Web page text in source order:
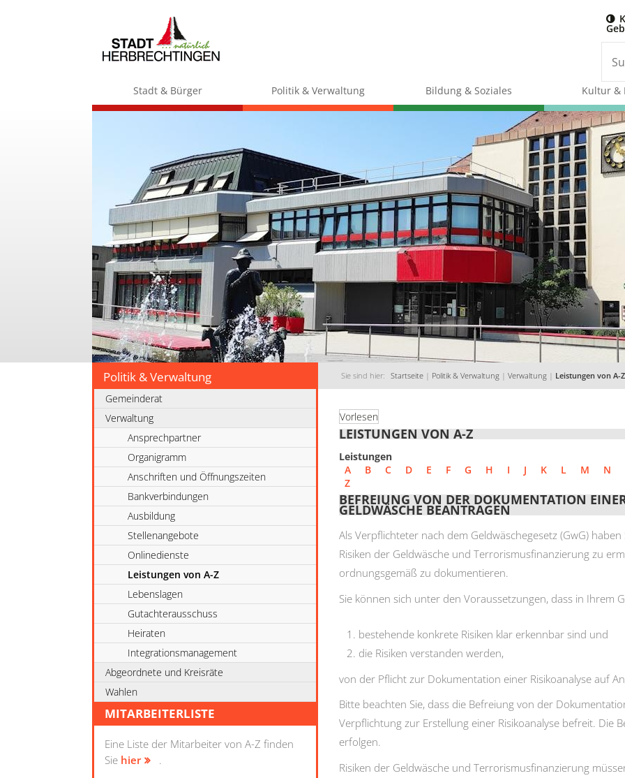
Stadt & Bürger Politik & Verwaltung Bildung & Soziales Kultur &
Politik & Verwaltung Sie sind hier: Startseite | Politik & Verwaltung | Verwaltung | Leistungen von A-Z
Gemeinderat
Verwaltung
Ansprechpartner
Organigramm
Anschriften und Öffnungszeiten
Bankverbindungen
Ausbildung
Stellenangebote
Onlinedienste
Leistungen von A-Z
Lebenslagen
Gutachterausschuss
Heiraten
Integrationsmanagement
Abgeordnete und Kreisräte
Wahlen
MITARBEITERLISTE
Eine Liste der Mitarbeiter von A-Z finden
Sie hier .
Vorlesen
LEISTUNGEN VON A-Z
Leistungen
A
B C D E F G H I J K L M N
Z
BEFREIUNG VON DER DOKUMENTATION
GELDWÄSCHE BEANTRAGEN
Als Verpflichteter nach dem Geldwäschegesetz (GwG)
Risiken der Geldwäsche und Terrorismusfinanzierung zu
ordnungsgemäß zu dokumentieren.
Sie können sich unter den Voraussetzungen, dass in Ihrem
bestehende konkrete Risiken klar erkennbar sind und
die Risiken verstanden werden,
von der Pflicht zur Dokumentation einer Risikoanalyse auf
Bitte beachten Sie, dass die Befreiung von der
Verpflichtung zur Erstellung einer Risikoanalyse befreit. Die
erfolgen.
Risiken der Geldwäsche und Terrorismusfinanzierung